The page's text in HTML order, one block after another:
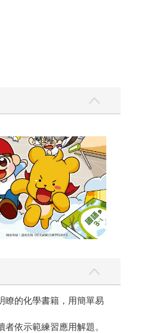
瞭的化學書籍，用簡單易
依示範練習應用解題。